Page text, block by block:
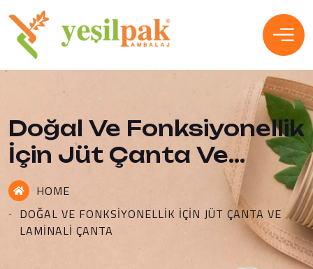
Doğal Ve Fonksiyonellik
İçin Jüt Çanta Ve
Laminali Çanta
HOME
DOĞAL VE FONKSIYONELLIK İÇIN JÜT ÇANTA VE
LAMINALI ÇANTA